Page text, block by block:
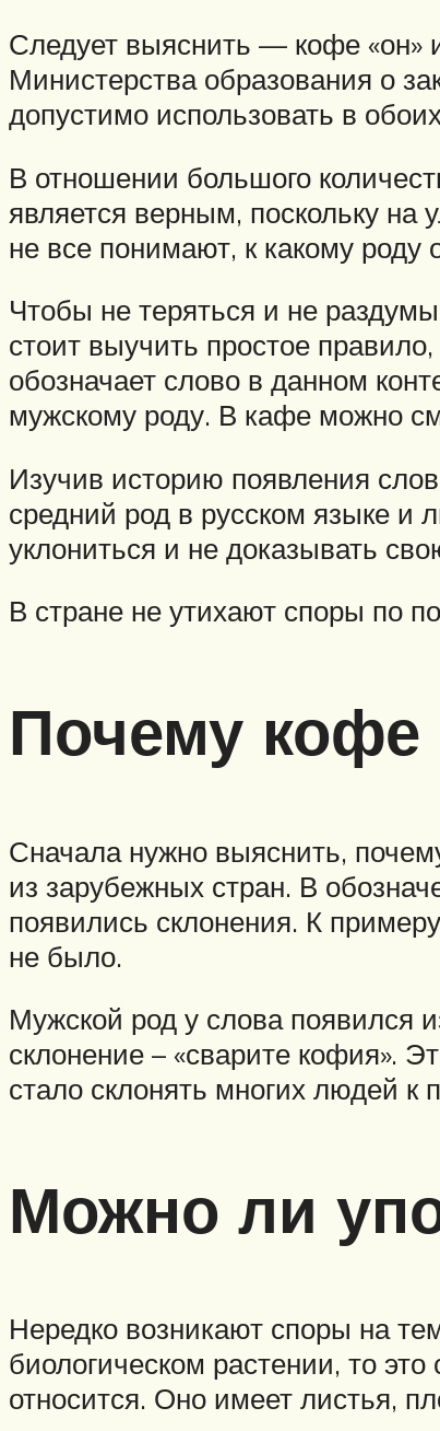
Следует выяснить — кофе «он»
Министерства образования о
допустимо использовать в
В отношении большого
является верным, поскольку на
не все понимают, к какому роду
Чтобы не теряться и не
стоит выучить простое
обозначает слово в данном
мужскому роду. В кафе можно
Изучив историю появления
средний род в русском языке и
уклониться и не доказывать
В стране не утихают споры по
Почему кофе
Сначала нужно выяснить,
из зарубежных стран. В
появились склонения. К
не было.
Мужской род у слова появился
склонение – «сварите кофия».
стало склонять многих людей к
Можно ли
Нередко возникают споры на
биологическом растении, то
относится. Оно имеет листья,